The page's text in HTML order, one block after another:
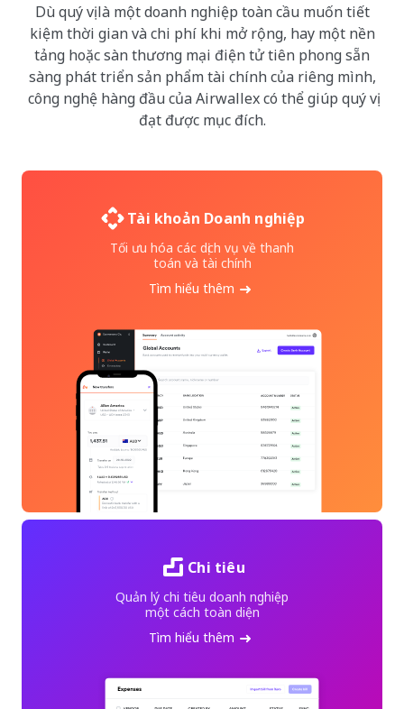
Dù quý vị là một doanh nghiệp toàn cầu muốn tiết
kiệm thời gian và chi phí khi mở rộng, hay một nền
tảng hoặc sàn thương mại điện tử tiên phong sẵn
sàng phát triển sản phẩm tài chính của riêng mình,
công nghệ hàng đầu của Airwallex có thể giúp quý vị
đạt được mục đích.
Tài khoản Doanh nghiệp
Tối ưu hóa các dịch vụ về thanh
toán và tài chính
Tìm hiểu thêm
Chi tiêu
Quản lý chi tiêu doanh nghiệp
một cách toàn diện
Tìm hiểu thêm